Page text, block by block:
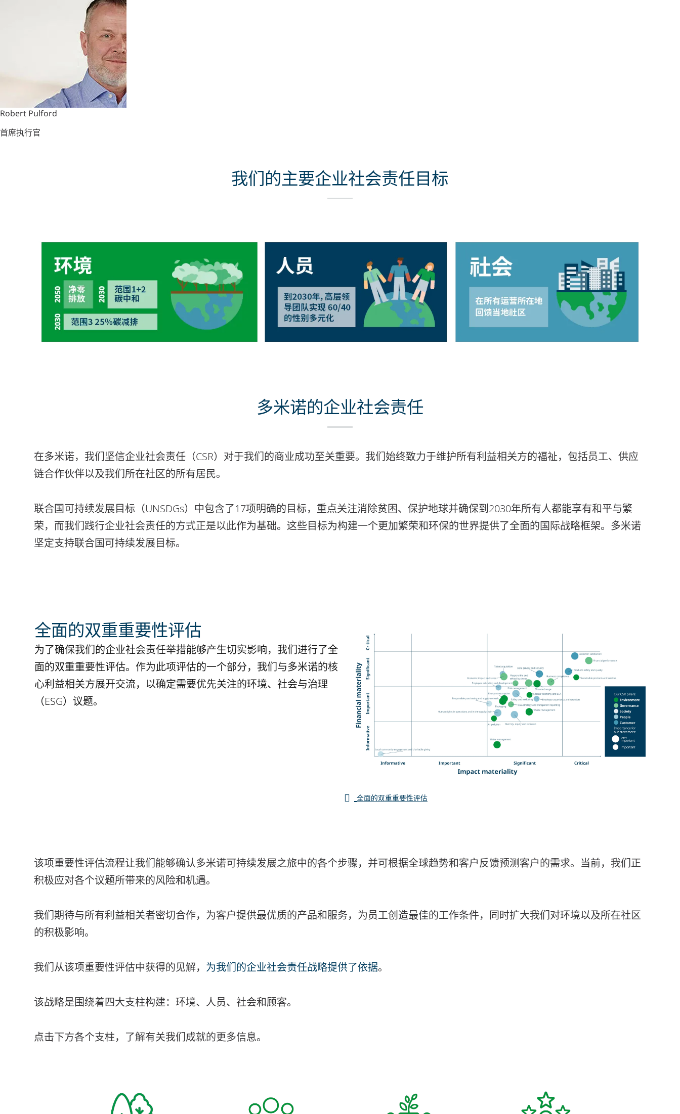
Robert Pulford
首席执行官
我们的主要企业社会责任目标
多米诺的企业社会责任
在多米诺，我们坚信企业社会责任（CSR）对于我们的商业成功至关重要。我们始终致力于维护所有利益相关方的福祉，包括员工、供应
链合作伙伴以及我们所在社区的所有居民。
联合国可持续发展目标（UNSDGs）中包含了17项明确的目标，重点关注消除贫困、保护地球并确保到2030年所有人都能享有和平与繁
荣，而我们践行企业社会责任的方式正是以此作为基础。这些目标为构建一个更加繁荣和环保的世界提供了全面的国际战略框架。多米诺
坚定支持联合国可持续发展目标。
全面的双重重要性评估
为了确保我们的企业社会责任举措能够产生切实影响，我们进行了全
面的双重重要性评估。作为此项评估的一个部分，我们与多米诺的核
心利益相关方展开交流，以确定需要优先关注的环境、社会与治理
（ESG）议题。
全面的双重重要性评估
该项重要性评估流程让我们能够确认多米诺可持续发展之旅中的各个步骤，并可根据全球趋势和客户反馈预测客户的需求。当前，我们正
积极应对各个议题所带来的风险和机遇。
我们期待与所有利益相关者密切合作，为客户提供最优质的产品和服务，为员工创造最佳的工作条件，同时扩大我们对环境以及所在社区
的积极影响。
我们从该项重要性评估中获得的见解， 为我们的企业社会责任战略提供了依据。
该战略是围绕着四大支柱构建：环境、人员、社会和顾客。
点击下方各个支柱，了解有关我们成就的更多信息。